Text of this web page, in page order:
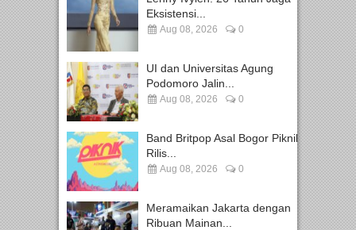
Eksistensi...
Aug 08, 2026 0
UI dan Universitas Agung
Podomoro Jalin...
Aug 08, 2026 0
Band Britpop Asal Bogor Piknik
Rilis...
Aug 08, 2026 0
Meramaikan Jakarta dengan
Ribuan Mainan...